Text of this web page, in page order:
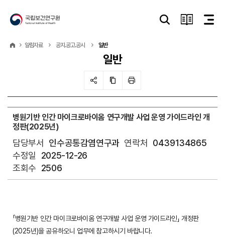
알림자료 공지.공고.공시 일반
일반
병원기반 인간 마이크로바이옴 연구개발 사업 운영 가이드라인 개
정판(2025년)
담당부서 인수공통감염연구과 연락처
0439134865
수정일
2025-12-26
조회수 2506
「병원기반 인간 마이크로바이옴 연구개발 사업 운영 가이드라인」 개정판
(2025년)을 공유하오니 업무에 참고하시기 바랍니다.